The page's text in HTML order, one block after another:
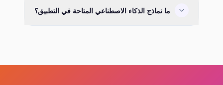
ما نماذج الذكاء الاصطناعي المتاحة في التطبيق؟